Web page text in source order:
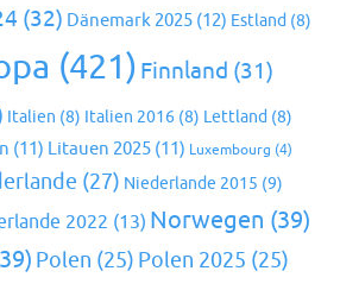
(32) Dänemark 2025 (12) Estland (8)
(421) Finnland (31)
Italien (8) Italien 2016 (8) Lettland (8)
(11) Litauen 2025 (11) Luxembourg (4)
(27) Niederlande 2015 (9)
2022 (13) Norwegen (39)
Polen (25) Polen 2025 (25)